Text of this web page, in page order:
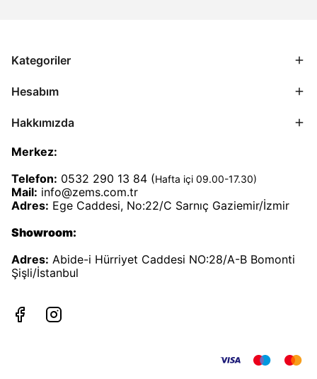
Kategoriler
Hesabım
Hakkımızda
Merkez:
Telefon: 0532 290 13 84 (Hafta içi 09.00-17.30)
Mail: info@zems.com.tr
Adres: Ege Caddesi, No:22/C Sarnıç Gaziemir/İzmir
Showroom:
Adres: Abide-i Hürriyet Caddesi NO:28/A-B Bomonti
Şişli/İstanbul